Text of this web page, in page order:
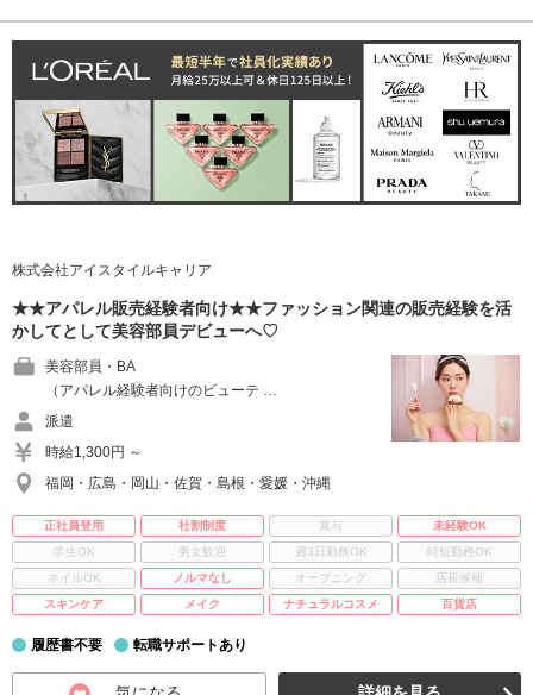
株式会社アイスタイルキャリア
★★アパレル販売経験者向け★★ファッション関連の販売経験を活
かしてとして美容部員デビューへ♡
美容部員・BA
（アパレル経験者向けのビューテ …
派遣
時給1,300円 ～
福岡・広島・岡山・佐賀・島根・愛媛・沖縄
正社員登用 社割制度 賞与
未経験OK
学生OK
男女歓迎 週3日勤務OK
時短勤務OK
ネイルOK
ノルマなし オープニング
店長候補
スキンケア
メイク ナチュラルコスメ 百貨店
履歴書不要 転職サポートあり